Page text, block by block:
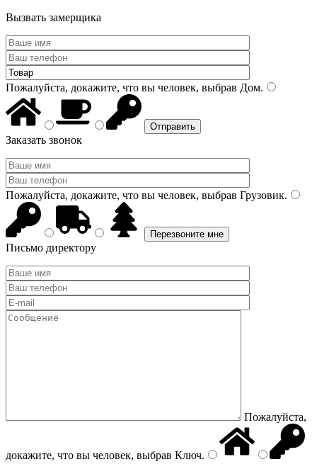
Вызвать замерщика
Пожалуйста, докажите, что вы человек, выбрав Дом.
Заказать звонок
Пожалуйста, докажите, что вы человек, выбрав Грузовик.
Письмо директору
Пожалуйста,
докажите, что вы человек, выбрав Ключ.